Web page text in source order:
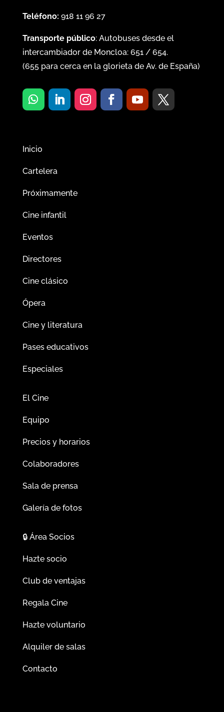
Teléfono: 918 11 96 27
Transporte público: Autobuses desde el
intercambiador de Moncloa: 651/ 654.
(655para cerca en la glorieta de Av. de España)
Inicio
Cartelera
Próximamente
Cine infantil
Eventos
Directores
Cine clásico
Ópera
Cine y literatura
Pases educativos
Especiales
El Cine
Equipo
Precios y horarios
Colaboradores
Sala de prensa
Galería de fotos
🔒Área Socios
Hazte socio
Club de ventajas
Regala Cine
Hazte voluntario
Alquiler de salas
Contacto